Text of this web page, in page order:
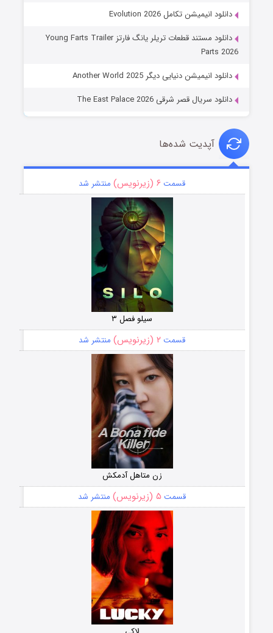
دانلود انیمیشن تکامل Evolution 2026
دانلود مستند قطعات تریلر یانگ فارتز Young Farts Trailer
Parts 2026
دانلود انیمیشن دنیایی دیگر Another World 2025
دانلود سریال قصر شرقی The East Palace 2026
آپدیت شده‌ها
قسمت ۶ (زیرنویس) منتشر شد
سیلو فصل ۳
قسمت ۲ (زیرنویس) منتشر شد
زن متاهل آدمکش
قسمت ۵ (زیرنویس) منتشر شد